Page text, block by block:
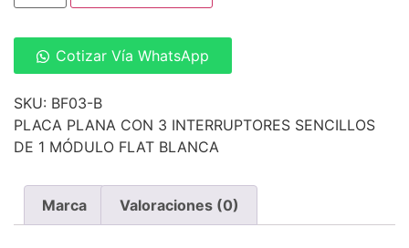
Cotizar Vía WhatsApp
SKU: BF03-B
PLACA PLANA CON 3 INTERRUPTORES SENCILLOS
DE 1 MÓDULO FLAT BLANCA
Marca Valoraciones (0)